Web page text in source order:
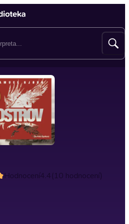
Hodnocení4.4(10 hodnocení)